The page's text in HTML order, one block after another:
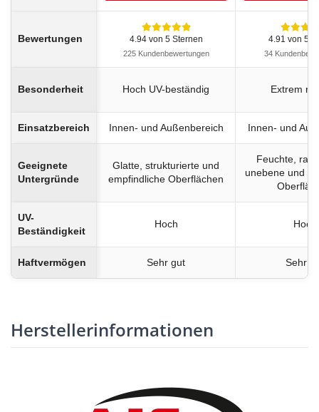
Bewertungen 4.94 von 5 Sternen
225 Kundenbewertungen
4.91 von 5
34
Besonderheit Hoch UV-beständig Extrem
Einsatzbereich Innen- und Außenbereich Innen- und
Geeignete
Untergründe
Glatte, strukturierte und
empfindliche Oberflächen
Feuchte,
unebene und
UV-
Beständigkeit
Hoch Hoch
Haftvermögen Sehr gut Sehr
Herstellerinformationen